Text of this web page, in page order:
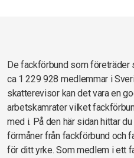
De fackförbund som
ca 1 229 928 medlemmar i
skatterevisor kan det vara en
arbetskamrater vilket
med i. På den här sidan hittar
förmåner från fackförbund och
för ditt yrke. Som medlem i ett